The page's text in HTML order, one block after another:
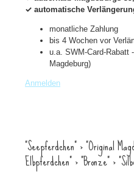
✓ automatische
monatliche Zahlung
bis 4 Wochen vor
u.a. SWM-Card-Rabatt
Magdeburg)
Anmelden
"Seepferdchen" > "Original
Elbpferdchen" > "Bronze" >